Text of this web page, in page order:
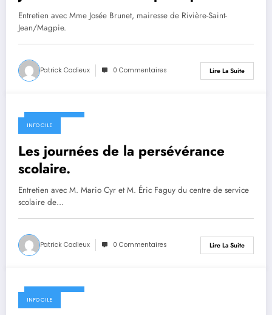
mairesse.
Entretien avec Mme Josée Brunet, mairesse de Rivière-Saint-
Jean/Magpie.
Patrick Cadieux 0 Commentaires Lire La Suite
18 février 2021
INFO CILE
Les journées de la persévérance
scolaire.
Entretien avec M. Mario Cyr et M. Éric Faguy du centre de service
scolaire de…
Patrick Cadieux 0 Commentaires Lire La Suite
18 février 2021
INFO CILE